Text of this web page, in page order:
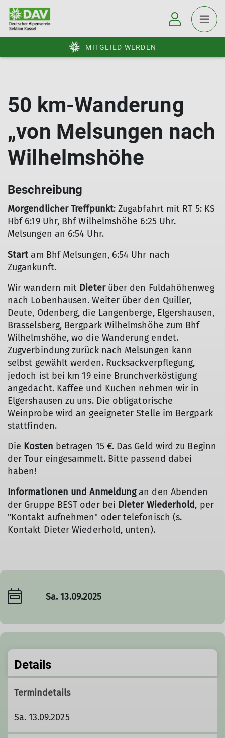
MITGLIED WERDEN
50 km-Wanderung
„von Melsungen nach
Wilhelmshöhe
Beschreibung
Morgendlicher Treffpunkt: Zugabfahrt mit RT 5: KS
Hbf 6:19 Uhr, Bhf Wilhelmshöhe 6:25 Uhr.
Melsungen an 6:54 Uhr.
Start am Bhf Melsungen, 6:54 Uhr nach
Zugankunft.
Wir wandern mit Dieterüber den Fuldahöhenweg
nach Lobenhausen. Weiter über den Quiller,
Deute, Odenberg, die Langenberge, Elgershausen,
Brasselsberg, Bergpark Wilhelmshöhe zum Bhf
Wilhelmshöhe, wo die Wanderung endet.
Zugverbindung zurück nach Melsungen kann
selbst gewählt werden. Rucksackverpflegung,
jedoch ist bei km 19 eine Brunchverköstigung
angedacht. Kaffee und Kuchen nehmen wir in
Elgershausen zu uns. Die obligatorische
Weinprobe wird an geeigneter Stelle im Bergpark
stattfinden.
Die Kosten betragen 15 €. Das Geld wird zu Beginn
der Tour eingesammelt. Bitte passend dabei
haben!
Informationen und Anmeldungan den Abenden
der Gruppe BEST oder bei Dieter Wiederhold, per
"Kontakt aufnehmen" oder telefonisch (s.
Kontakt Dieter Wiederhold, unten).
Sa. 13.09.2025
Details
Termindetails
Sa. 13.09.2025